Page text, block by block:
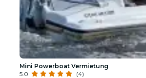
Mini Powerboat Vermietung
5.0
(4)